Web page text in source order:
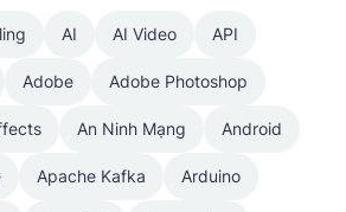
AI AI Video API
Adobe Adobe Photoshop
An Ninh Mạng Android
Apache Kafka Arduino